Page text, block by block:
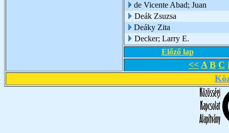
de Vicente Abad; Juan
Deák Zsuzsa
Deáky Zita
Decker; Larry E.
Előző lap
<< A B C